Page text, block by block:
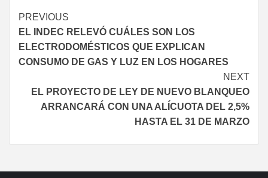
PREVIOUS
EL INDEC RELEVÓ CUÁLES SON LOS
ELECTRODOMÉSTICOS QUE EXPLICAN
CONSUMO DE GAS Y LUZ EN LOS HOGARES
NEXT
EL PROYECTO DE LEY DE NUEVO BLANQUEO
ARRANCARÁ CON UNA ALÍCUOTA DEL 2,5%
HASTA EL 31 DE MARZO